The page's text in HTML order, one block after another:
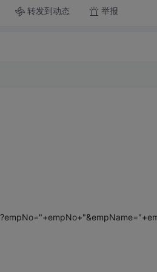
转发到动态 举报